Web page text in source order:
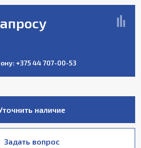
+375 44 707-00-53
наличие
Задать вопрос